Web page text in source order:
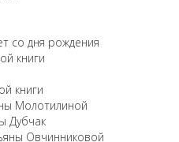
со дня рождения
книги
книги
Молотилиной
Дубчак
Овчинниковой